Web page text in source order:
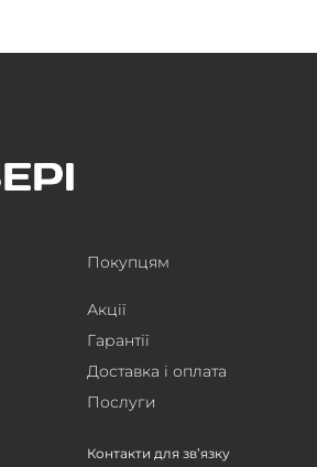
Покупцям
Акції
Гарантії
Доставка і оплата
Послуги
Контакти для зв’язку